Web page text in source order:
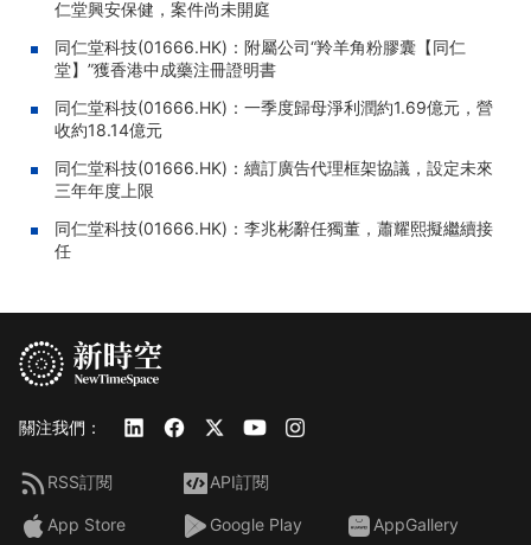
仁堂興安保健，案件尚未開庭
同仁堂科技(01666.HK)：附屬公司“羚羊角粉膠囊【同仁
堂】”獲香港中成藥注冊證明書
同仁堂科技(01666.HK)：一季度歸母淨利潤約1.69億元，營
收約18.14億元
同仁堂科技(01666.HK)：續訂廣告代理框架協議，設定未來
三年年度上限
同仁堂科技(01666.HK)：李兆彬辭任獨董，蕭耀熙擬繼續接
任
關注我們：
RSS訂閱 API訂閱
App Store Google Play AppGallery